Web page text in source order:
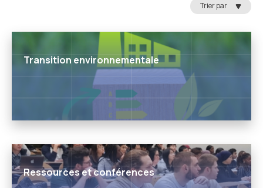
Trier par
Transition environnementale
Ressources et conférences